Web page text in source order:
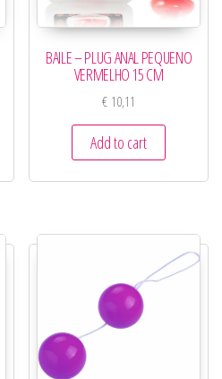
BAILE – PLUG ANAL PEQUENO
VERMELHO 15 CM
€ 10,11
Add to cart